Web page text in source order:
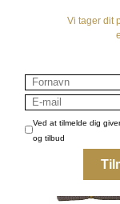
Måske er
følgende